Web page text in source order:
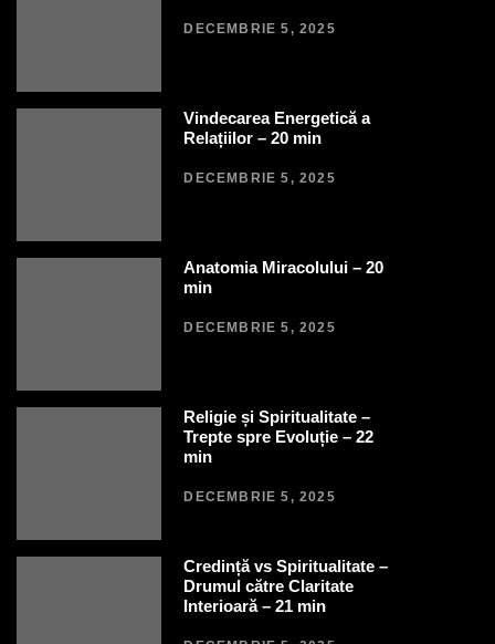
DECEMBRIE 5, 2025
Vindecarea Energetică a
Relațiilor – 20 min
DECEMBRIE 5, 2025
Anatomia Miracolului – 20
min
DECEMBRIE 5, 2025
Religie și Spiritualitate –
Trepte spre Evoluție – 22
min
DECEMBRIE 5, 2025
Credință vs Spiritualitate –
Drumul către Claritate
Interioară – 21 min